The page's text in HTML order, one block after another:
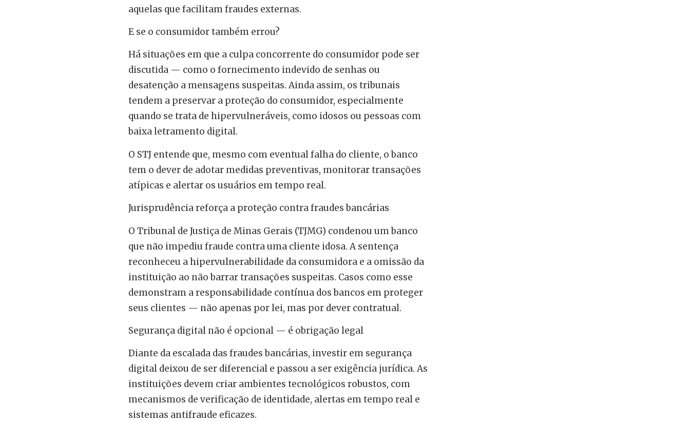
aquelas que facilitam fraudes externas.
E se o consumidor também errou?
Há situações em que a culpa concorrente do consumidor pode ser
discutida — como o fornecimento indevido de senhas ou
desatenção a mensagens suspeitas. Ainda assim, os tribunais
tendem a preservar a proteção do consumidor, especialmente
quando se trata de hipervulneráveis, como idosos ou pessoas com
baixa letramento digital.
O STJ entende que, mesmo com eventual falha do cliente, o banco
tem o dever de adotar medidas preventivas, monitorar transações
atípicas e alertar os usuários em tempo real.
Jurisprudência reforça a proteção contra fraudes bancárias
O Tribunal de Justiça de Minas Gerais (TJMG) condenou um banco
que não impediu fraude contra uma cliente idosa. A sentença
reconheceu a hipervulnerabilidade da consumidora e a omissão da
instituição ao não barrar transações suspeitas. Casos como esse
demonstram a responsabilidade contínua dos bancos em proteger
seus clientes — não apenas por lei, mas por dever contratual.
Segurança digital não é opcional — é obrigação legal
Diante da escalada das fraudes bancárias, investir em segurança
digital deixou de ser diferencial e passou a ser exigência jurídica. As
instituições devem criar ambientes tecnológicos robustos, com
mecanismos de verificação de identidade, alertas em tempo real e
sistemas antifraude eficazes.